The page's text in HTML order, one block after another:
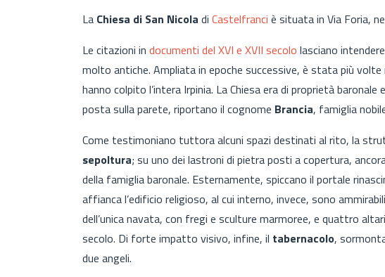
La Chiesa di San Nicola di Castelfranci è situata in Via Foria,
Le citazioni in documenti del XVI e XVII secolo lasciano
molto antiche. Ampliata in epoche successive, è stata più
hanno colpito l’intera Irpinia. La Chiesa era di proprietà baronale
posta sulla parete, riportano il cognome Brancia, famiglia
Come testimoniano tuttora alcuni spazi destinati al rito, la
sepoltura; su uno dei lastroni di pietra posti a copertura,
della famiglia baronale. Esternamente, spiccano il portale
affianca l’edificio religioso, al cui interno, invece, sono ammirabili
dell’unica navata, con fregi e sculture marmoree, e quattro
secolo. Di forte impatto visivo, infine, il tabernacolo,
due angeli.